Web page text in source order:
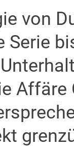
von
Serie